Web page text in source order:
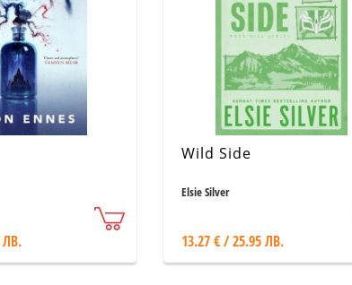
ЛВ.
Wild Side
Elsie Silver
13.27 € / 25.95 ЛВ.